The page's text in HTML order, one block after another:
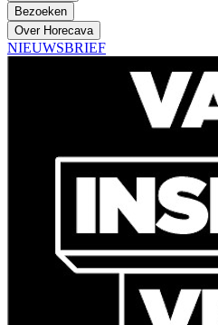
Bezoeken
Over Horecava
NIEUWSBRIEF